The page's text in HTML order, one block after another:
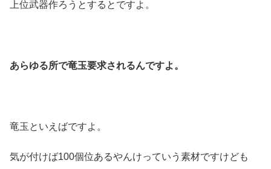
上位武器作ろうとするとですよ。
あらゆる所で竜玉要求されるんですよ。
竜玉といえばですよ。
気が付けば100個位あるやんけっていう素材ですけども